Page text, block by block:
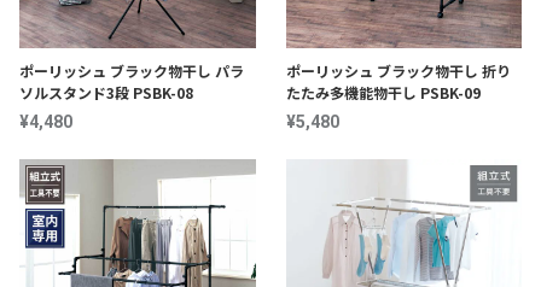
ポーリッシュ ブラック物干し パラ
ソルスタンド3段 PSBK-08
¥4,480
ポーリッシュ ブラック物干し 折り
たたみ多機能物干し PSBK-09
¥5,480